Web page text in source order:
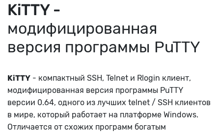
KiTTY -
модифицированная
версия программы PuTTY
KiTTY - компактный SSH, Telnet и Rlogin клиент,
модифицированная версия программы PuTTY
версии 0.64, одного из лучших telnet / SSH клиентов
в мире, который работает на платформе Windows.
Отличается от схожих программ богатым